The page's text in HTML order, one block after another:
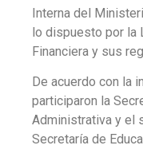
Interna del
lo dispuesto por la
Financiera y sus
De acuerdo con la
participaron la
Administrativa y el
Secretaría de